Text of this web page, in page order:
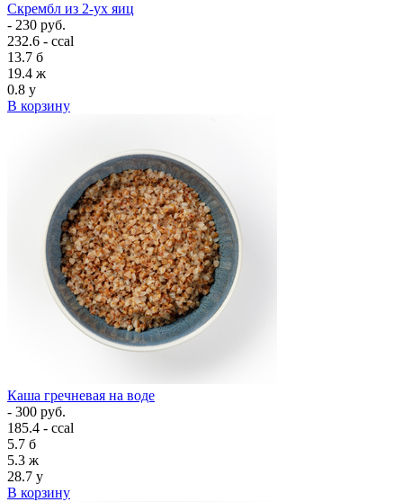
Скрембл из 2-ух яиц
- 230 руб.
232.6 - ccal
13.7 б
19.4 ж
0.8 у
В корзину
Каша гречневая на воде
- 300 руб.
185.4 - ccal
5.7 б
5.3 ж
28.7 у
В корзину